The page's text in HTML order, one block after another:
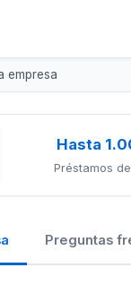
empresa
Hasta
Préstamos
Preguntas